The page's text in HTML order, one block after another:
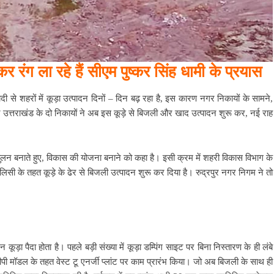
रंग ला रहे हैं सीएम पुष्कर सिंह धामी के प्रयास
से शहरों में कूड़ा उत्पादन दिनों – दिन बढ़ रहा है, इस कारण नगर निकायों के सामने,
उत्तराखंड के दो निकायों ने अब इस कूड़े से बिजली और खाद उत्पादन शुरू कर, नई राह
बनाते हुए, विकास की योजना बनाने को कहा है। इसी क्रम में शहरी विकास विभाग के
के तहत कूड़े के ढेर से बिजली उत्पादन शुरू कर दिया है। रुद्रपुर नगर निगम ने तो
पैदा होता है। पहले बड़ी संख्या में कूड़ा डम्पिंग साइट पर बिना निस्तारण के ही लंबे
मॉडल के तहत वेस्ट टू एनर्जी प्लांट पर काम प्रारंभ किया। जो अब बिजली के साथ ही